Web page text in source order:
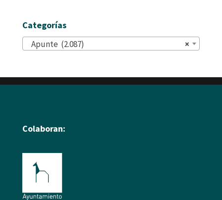
Categorías
×
Apunte (2.087)
Colaboran: